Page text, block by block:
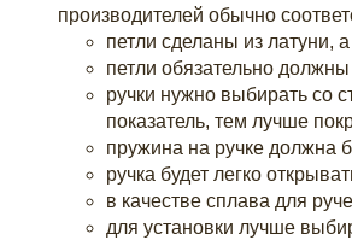
производителей обычно
петли сделаны из латуни,
петли обязательно
ручки нужно выбирать со
показатель, тем лучше
пружина на ручке должна
ручка будет легко
в качестве сплава для
для установки лучше